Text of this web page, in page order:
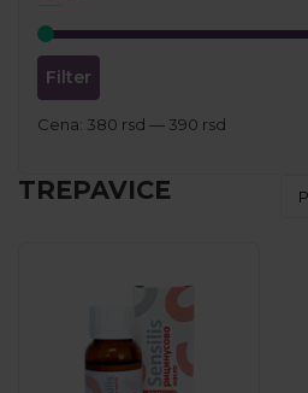
Filter
Cena: 380 rsd — 390 rsd
TREPAVICE